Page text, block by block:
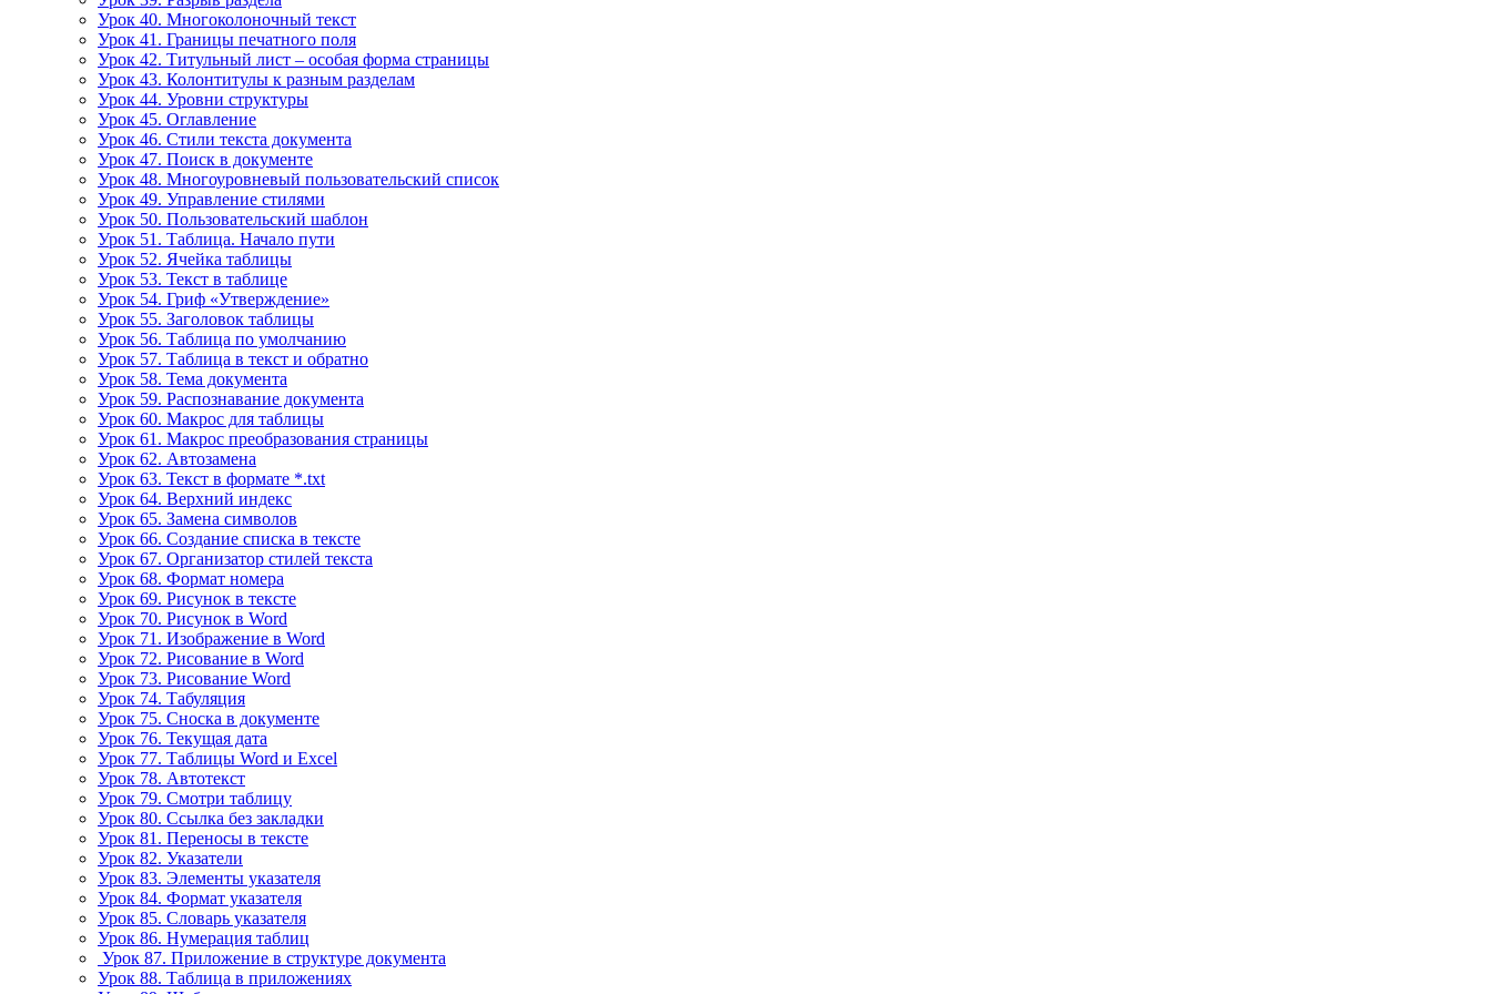
Урок 40. Многоколоночный текст
Урок 41. Границы печатного поля
Урок 42. Титульный лист – особая форма страницы
Урок 43. Колонтитулы к разным разделам
Урок 44. Уровни структуры
Урок 45. Оглавление
Урок 46. Стили текста документа
Урок 47. Поиск в документе
Урок 48. Многоуровневый пользовательский список
Урок 49. Управление стилями
Урок 50. Пользовательский шаблон
Урок 51. Таблица. Начало пути
Урок 52. Ячейка таблицы
Урок 53. Текст в таблице
Урок 54. Гриф «Утверждение»
Урок 55. Заголовок таблицы
Урок 56. Таблица по умолчанию
Урок 57. Таблица в текст и обратно
Урок 58. Тема документа
Урок 59. Распознавание документа
Урок 60. Макрос для таблицы
Урок 61. Макрос преобразования страницы
Урок 62. Автозамена
Урок 63. Текст в формате *.txt
Урок 64. Верхний индекс
Урок 65. Замена символов
Урок 66. Создание списка в тексте
Урок 67. Организатор стилей текста
Урок 68. Формат номера
Урок 69. Рисунок в тексте
Урок 70. Рисунок в Word
Урок 71. Изображение в Word
Урок 72. Рисование в Word
Урок 73. Рисование Word
Урок 74. Табуляция
Урок 75. Сноска в документе
Урок 76. Текущая дата
Урок 77. Таблицы Word и Excel
Урок 78. Автотекст
Урок 79. Смотри таблицу
Урок 80. Ссылка без закладки
Урок 81. Переносы в тексте
Урок 82. Указатели
Урок 83. Элементы указателя
Урок 84. Формат указателя
Урок 85. Словарь указателя
Урок 86. Нумерация таблиц
Урок 87. Приложение в структуре документа
Урок 88. Таблица в приложениях